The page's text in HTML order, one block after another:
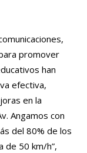
promover
han
efectiva,
en la
Angamos con
del 80% de los
de 50 km/h”,